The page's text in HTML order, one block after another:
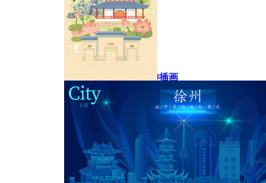
南京地标风景美食旅游插画